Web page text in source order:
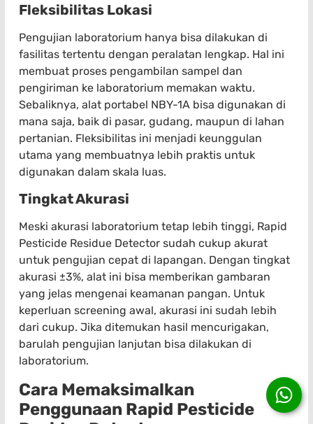
Fleksibilitas Lokasi
Pengujian laboratorium hanya bisa dilakukan di
fasilitas tertentu dengan peralatan lengkap. Hal ini
membuat proses pengambilan sampel dan
pengiriman ke laboratorium memakan waktu.
Sebaliknya, alat portabel NBY-1A bisa digunakan di
mana saja, baik di pasar, gudang, maupun di lahan
pertanian. Fleksibilitas ini menjadi keunggulan
utama yang membuatnya lebih praktis untuk
digunakan dalam skala luas.
Tingkat Akurasi
Meski akurasi laboratorium tetap lebih tinggi, Rapid
Pesticide Residue Detector sudah cukup akurat
untuk pengujian cepat di lapangan. Dengan tingkat
akurasi ±3%, alat ini bisa memberikan gambaran
yang jelas mengenai keamanan pangan. Untuk
keperluan screening awal, akurasi ini sudah lebih
dari cukup. Jika ditemukan hasil mencurigakan,
barulah pengujian lanjutan bisa dilakukan di
laboratorium.
Cara Memaksimalkan
Penggunaan Rapid Pesticide